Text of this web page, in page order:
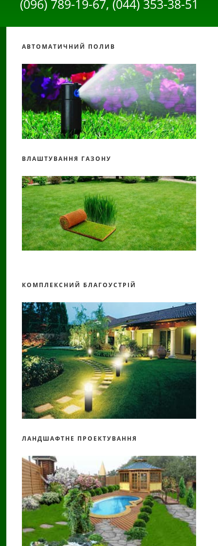
(096) 789-19-67, (044) 353-38-51
АВТОМАТИЧНИЙ ПОЛИВ
ВЛАШТУВАННЯ ГАЗОНУ
КОМПЛЕКСНИЙ БЛАГОУСТРІЙ
ЛАНДШАФТНЕ ПРОЕКТУВАННЯ